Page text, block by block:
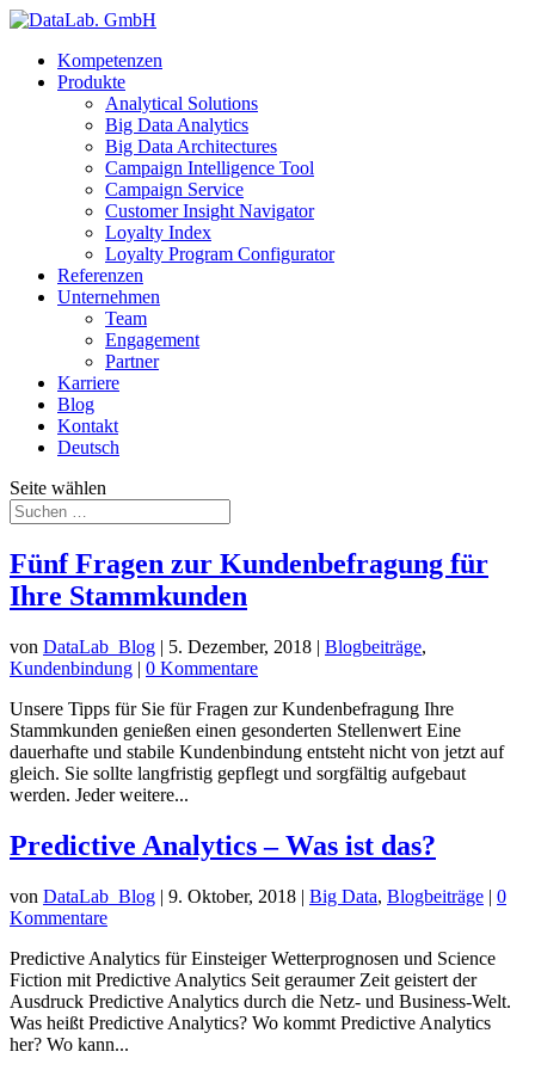
Kompetenzen
Produkte
Analytical Solutions
Big Data Analytics
Big Data Architectures
Campaign Intelligence Tool
Campaign Service
Customer Insight Navigator
Loyalty Index
Loyalty Program Configurator
Referenzen
Unternehmen
Team
Engagement
Partner
Karriere
Blog
Kontakt
Deutsch
Seite wählen
Fünf Fragen zur Kundenbefragung für
Ihre Stammkunden
von DataLab_Blog | 5. Dezember, 2018 | Blogbeiträge,
Kundenbindung | 0 Kommentare
Unsere Tipps für Sie für Fragen zur Kundenbefragung Ihre
Stammkunden genießen einen gesonderten Stellenwert Eine
dauerhafte und stabile Kundenbindung entsteht nicht von jetzt auf
gleich. Sie sollte langfristig gepflegt und sorgfältig aufgebaut
werden. Jeder weitere...
Predictive Analytics – Was ist das?
von DataLab_Blog | 9. Oktober, 2018 | Big Data, Blogbeiträge | 0
Kommentare
Predictive Analytics für Einsteiger Wetterprognosen und Science
Fiction mit Predictive Analytics Seit geraumer Zeit geistert der
Ausdruck Predictive Analytics durch die Netz- und Business-Welt.
Was heißt Predictive Analytics? Wo kommt Predictive Analytics
her? Wo kann...